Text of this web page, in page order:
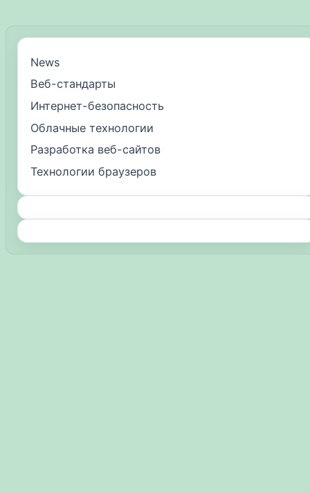
News
Веб-стандарты
Интернет-безопасность
Облачные технологии
Разработка веб-сайтов
Технологии браузеров